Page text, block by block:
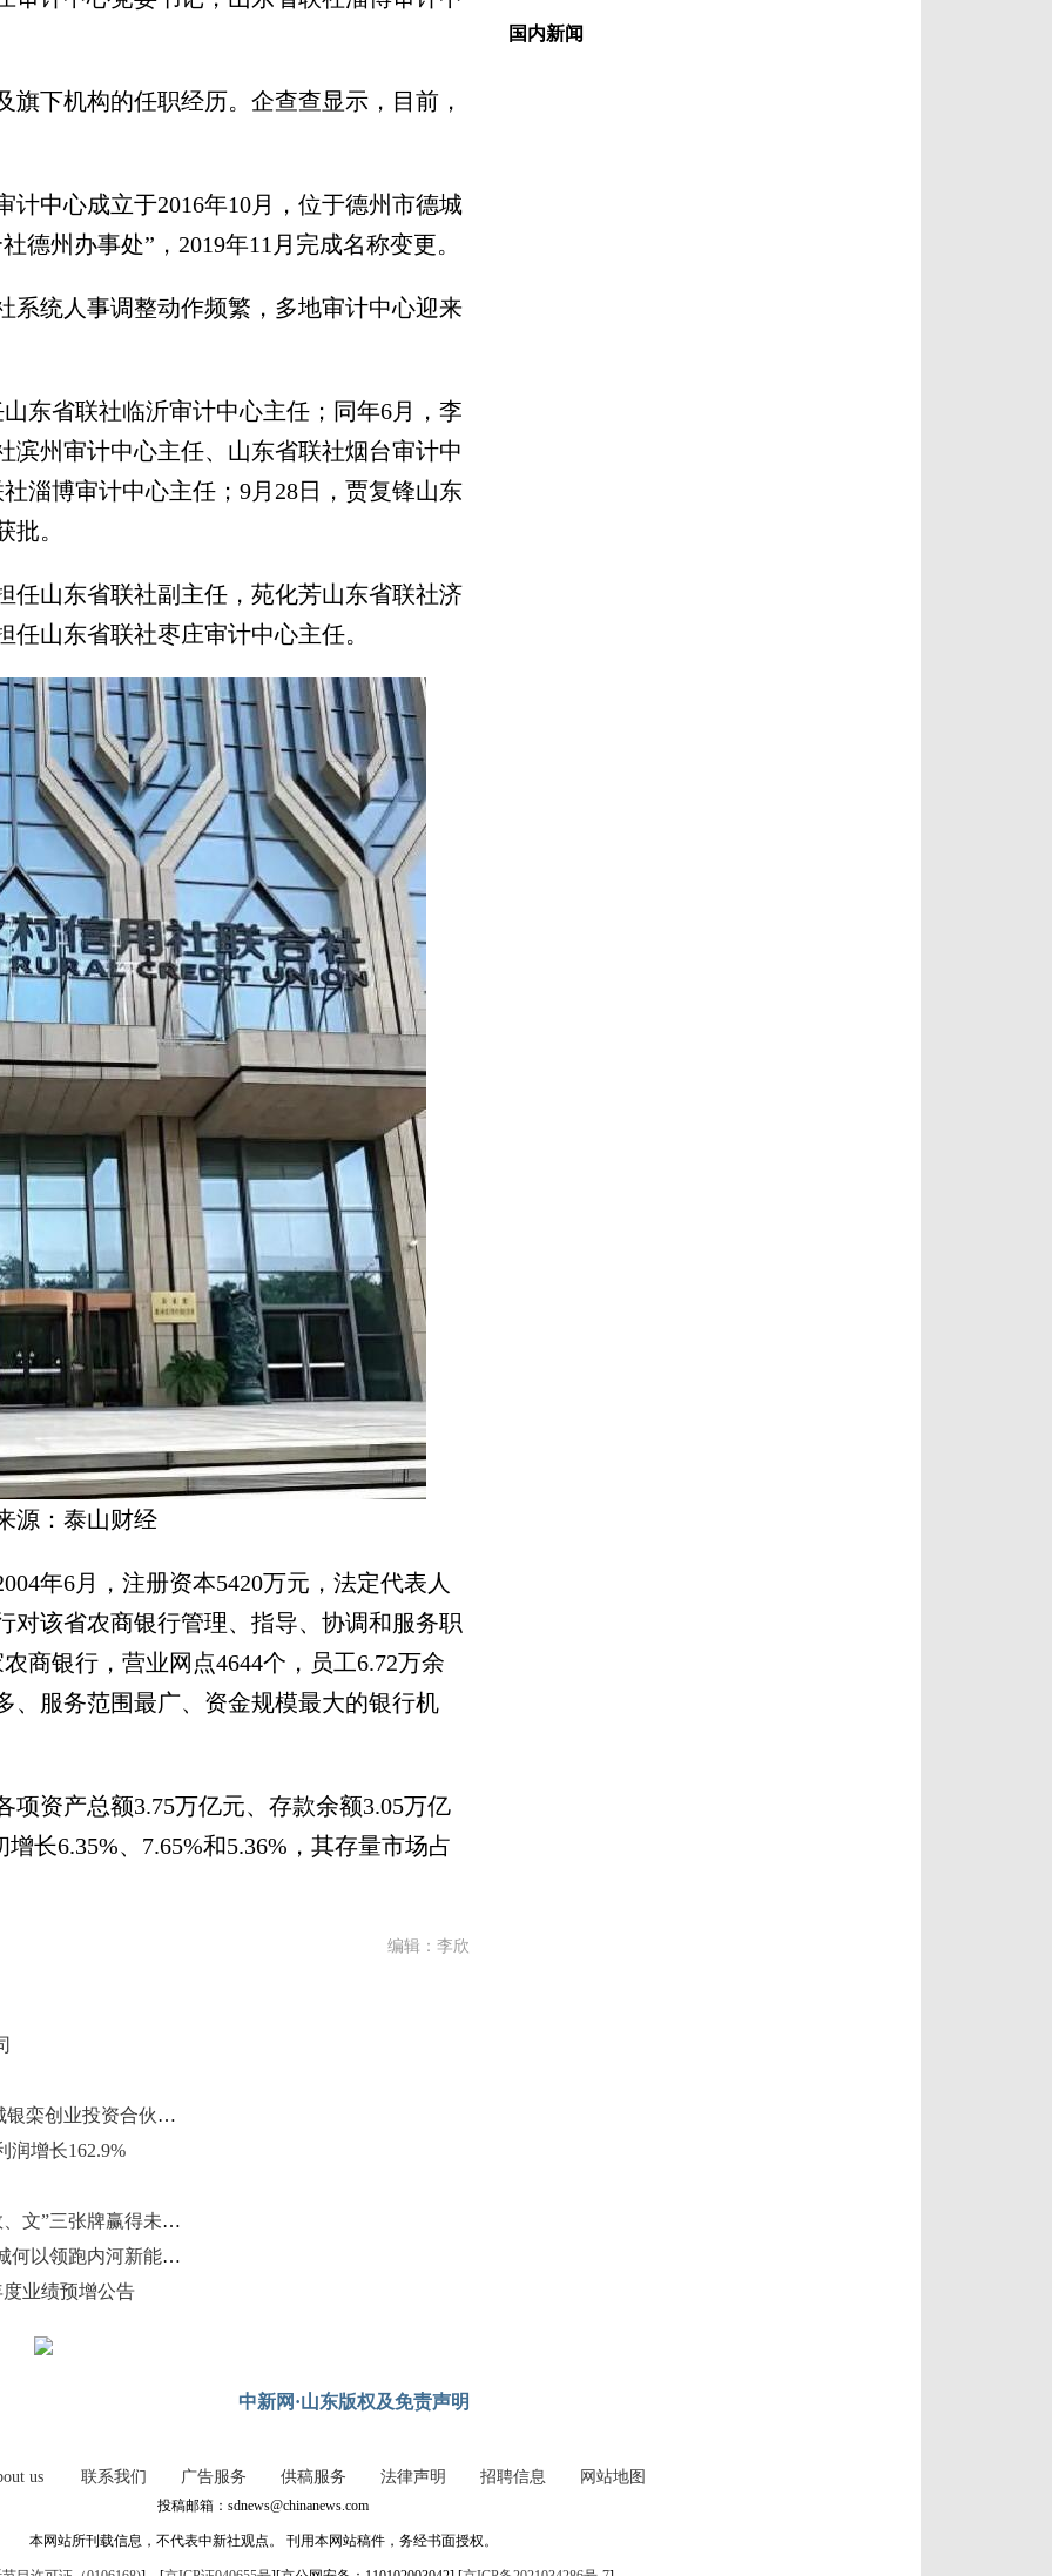
机构的任职经历。企查查显示，目前，
心成立于2016年10月，位于德州市德城
德州办事处”，2019年11月完成名称变更。
统人事调整动作频繁，多地审计中心迎来
省联社临沂审计中心主任；同年6月，李
滨州审计中心主任、山东省联社烟台审计中
淄博审计中心主任；9月28日，贾复锋山东
。
山东省联社副主任，苑化芳山东省联社济
山东省联社枣庄审计中心主任。
源：泰山财经
6月，注册资本5420万元，法定代表人
对该省农商银行管理、指导、协调和服务职
商银行，营业网点4644个，员工6.72万余
、服务范围最广、资金规模最大的银行机
产总额3.75万亿元、存款余额3.05万亿
长6.35%、7.65%和5.36%，其存量市场占
编辑：李欣
拟出资630万元 海联金汇投资共青城银栾创业投资合伙企业(有限合伙)
润增长162.9%
“孔孟之乡”山东济宁 如何靠“绿、数、文”三张牌赢得未来？
从“内陆腹地”到“绿色港城” 山东邹城何以领跑内河新能源航运？
度业绩预增公告
中新网·山东版权及免责声明
国内新闻
us 联系我们 广告服务 供稿服务 法律声明 招聘信息 网站地图
投稿邮箱：sdnews@chinanews.com
本网站所刊载信息，不代表中新社观点。 刊用本网站稿件，务经书面授权。